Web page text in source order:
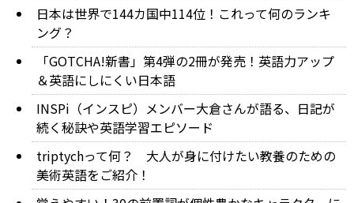
日本は世界で144カ国中114位！これって何のランキ
ング？
「GOTCHA!新書」第4弾の2冊が発売！英語力アップ
＆英語にしにくい日本語
INSPi（インスピ）メンバー大倉さんが語る、日記が
続く秘訣や英語学習エピソード
triptychって何？ 大人が身に付けたい教養のための
美術英語をご紹介！